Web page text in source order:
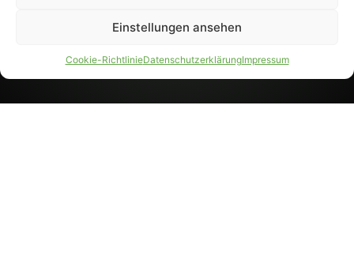
Einstellungen ansehen
Cookie-RichtlinieDatenschutzerklärungImpressum
PARTNER WERDEN
AGB